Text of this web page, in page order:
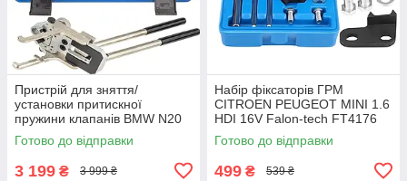
Пристрій для зняття/
установки притискної
пружини клапанів BMW N20
N26 N55 MSW MSW-VPSRI-
BMW Falcon F10310
Готово до відправки
3 199 ₴ 3 999 ₴
Набір фіксаторів ГРМ
CITROEN PEUGEOT MINI 1.6
HDI 16V Falon-tech FT4176
Готово до відправки
499 ₴ 539 ₴